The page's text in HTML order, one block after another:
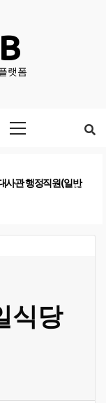
랫폼
사관 행정직원(일반
식당